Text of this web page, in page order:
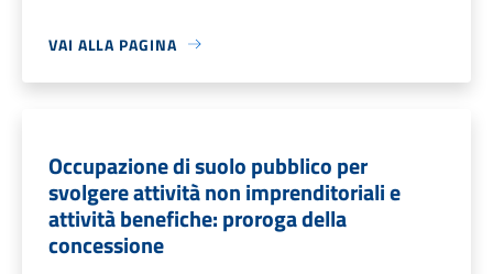
VAI ALLA PAGINA
Occupazione di suolo pubblico per
svolgere attività non imprenditoriali e
attività benefiche: proroga della
concessione